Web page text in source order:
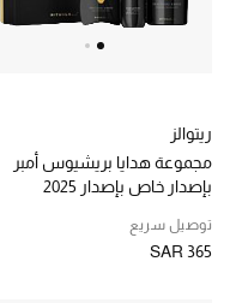
ريتوالز
مجموعة هدايا بريشيوس أمبر
بإصدار خاص بإصدار 2025
توصيل سريع
SAR 365